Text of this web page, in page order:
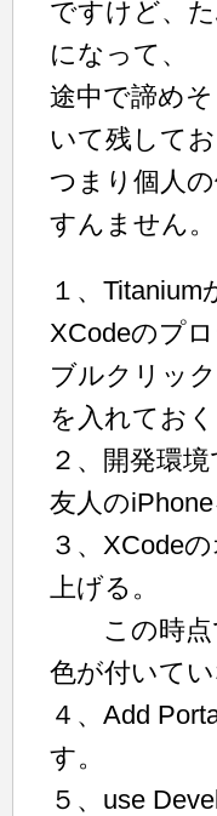
ですけど、
になって、
途中で諦め
いて残して
つまり個人
すんません。
１、
XCodeのプ
ブルクリッ
を入れておく
２、開発環
友人の
３、XCode
上げる。
この時点
色が付いてい
４、Add
す。
５、use